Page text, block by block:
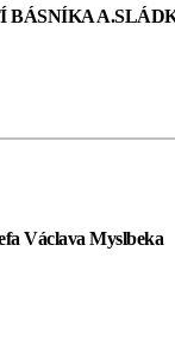
BÁSNÍKA
Václava Myslbeka